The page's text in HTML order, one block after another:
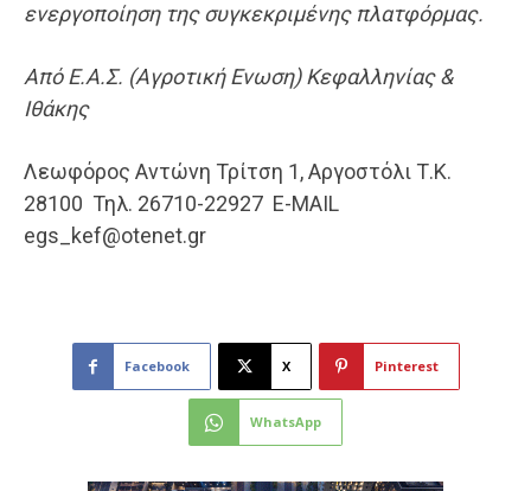
ενεργοποίηση της συγκεκριμένης πλατφόρμας.
Από Ε.Α.Σ. (Αγροτική Ενωση) Κεφαλληνίας &
Ιθάκης
Λεωφόρος Αντώνη Τρίτση 1, Αργοστόλι Τ.Κ.
28100 Τηλ. 26710-22927 Ε-MAIL
egs_kef@otenet.gr
Facebook X Pinterest
WhatsApp